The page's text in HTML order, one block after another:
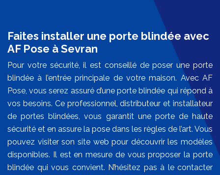
Faites installer une porte blindée avec
AF Pose à Sevran
Pour votre sécurité, il est conseillé de poser une porte
blindée à l’entrée principale de votre maison. Avec AF
Pose, vous serez assuré d’une porte blindée qui répond à
vos besoins. Ce professionnel, distributeur et installateur
de portes blindées, vous garantit une porte de haute
sécurité et en assure la pose dans les règles de l’art. Vous
pouvez visiter son site web pour découvrir les modèles
disponibles. Il est en mesure de vous proposer la porte
blindée qui vous convient. N’hésitez pas à le contacter